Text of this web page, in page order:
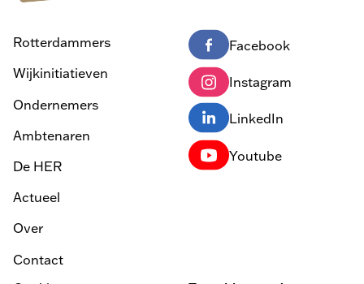
Rotterdammers
Wijkinitiatieven
Ondernemers
Ambtenaren
De HER
Actueel
Over
Contact
Facebook
Instagram
LinkedIn
Youtube